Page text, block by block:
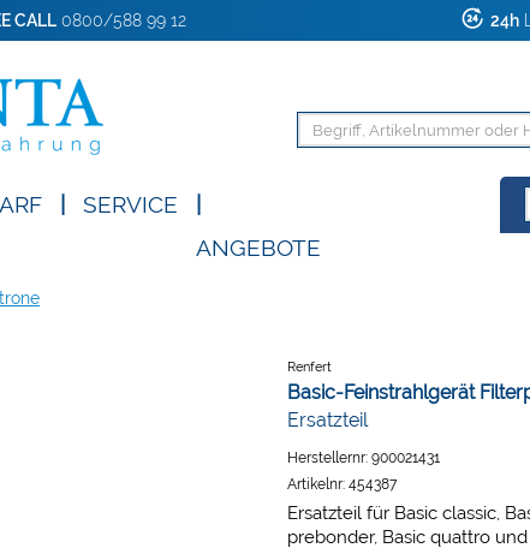
CALL0800/588 99 12 24h
SERVICE
ANGEBOTE
Renfert
Basic-Feinstrahlgerät
Ersatzteil
Herstellernr: 900021431
Artikelnr: 454387
Ersatzteil für Basic classic,
prebonder, Basic quattro und